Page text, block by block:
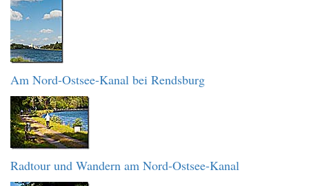
Am Nord-Ostsee-Kanal bei Rendsburg
Radtour und Wandern am Nord-Ostsee-Kanal